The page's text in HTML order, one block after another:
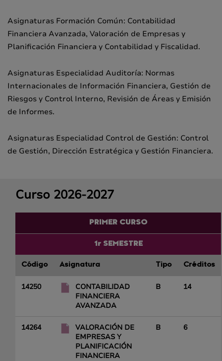
Asignaturas Formación Común: Contabilidad
Financiera Avanzada, Valoración de Empresas y
Planificación Financiera y Contabilidad y Fiscalidad.
Asignaturas Especialidad Auditoría: Normas
Internacionales de Información Financiera, Gestión de
Riesgos y Control Interno, Revisión de Áreas y Emisión
de Informes.
Asignaturas Especialidad Control de Gestión: Control
de Gestión, Dirección Estratégica y Gestión Financiera.
Curso 2026-2027
PRIMER CURSO
1r SEMESTRE
Código Asignatura Tipo Créditos
14250
CONTABILIDAD
FINANCIERA
AVANZADA
B 14
14264
VALORACIÓN DE
EMPRESAS Y
PLANIFICACIÓN
FINANCIERA
B 6